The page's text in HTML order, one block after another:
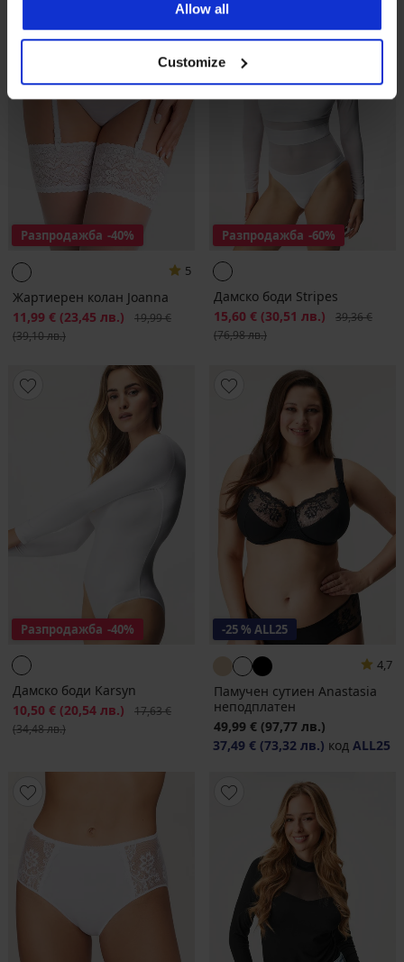
Allow all
Customize
Разпродажба -40%
5
Жартиерен колан Joanna
Намаление
11,99 € (23,45 лв.) Първоначална цена
19,99 €
(39,10 лв.)
Разпродажба -60%
Дамско боди Stripes
Намаление
15,60 € (30,51 лв.)
39,36 €
(76,98 лв.)
Разпродажба -40%
Дамско боди Karsyn
Намаление
10,50 € (20,54 лв.) Първоначална цена
17,63 €
(34,48 лв.)
-25 % ALL25
4,7
Памучен сутиен Anastasia
неподплатен
49,99 € (97,77 лв.)
37,49 € (73,32 лв.) код ALL25